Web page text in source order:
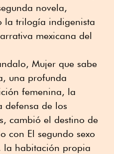
novela,
la trilogía indigenista
mexicana del
Mujer que sabe
una profunda
femenina, la
defensa de los
cambió el destino de
con El segundo sexo
la habitación propia